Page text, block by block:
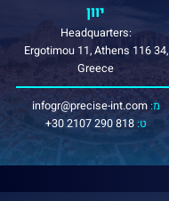
יוון
Headquarters:
Ergotimou 11, Athens 116 34,
Greece
infogr@precise-int.com :מ
+30 2107 290 818:ט